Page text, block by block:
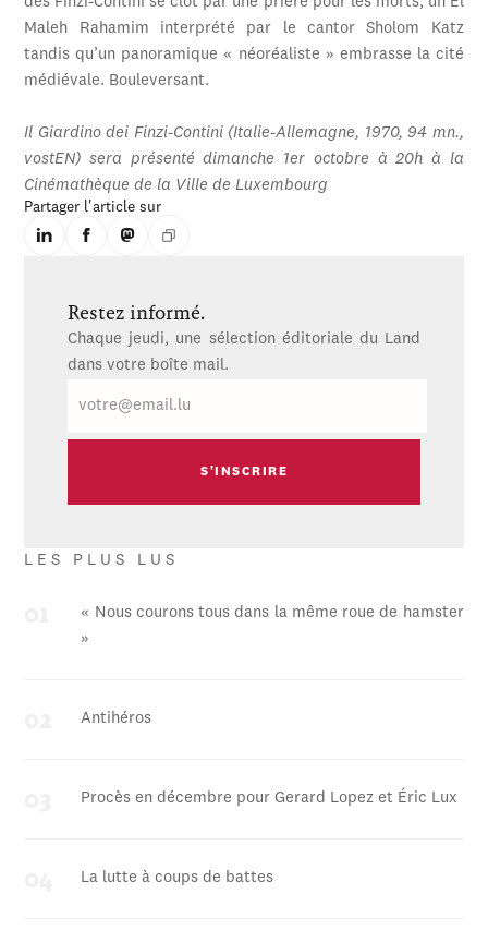
Maleh Rahamim interprété par le cantor Sholom Katz
tandis qu’un panoramique « néoréaliste » embrasse la cité
médiévale. Bouleversant.
Il Giardino dei Finzi-Contini (Italie-Allemagne, 1970, 94 mn.,
vostEN) sera présenté dimanche 1er octobre à 20h à la
Cinémathèque de la Ville de Luxembourg
Partager l'article sur
Restez informé.
Chaque jeudi, une sélection éditoriale du Land
dans votre boîte mail.
mail
LES PLUS LUS
« Nous courons tous dans la même roue de hamster
»
Antihéros
Procès en décembre pour Gerard Lopez et Éric Lux
La lutte à coups de battes